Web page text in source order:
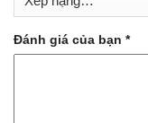
Đánh giá của bạn *